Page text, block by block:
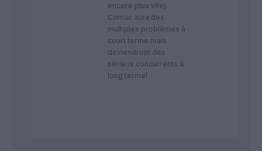
encore plus vite).
Comac aura des
multiples problèmes à
court terme mais
deviendront des
sérieux concurrents à
long terme!